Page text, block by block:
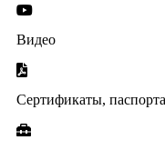
Видео
Сертификаты, паспорта